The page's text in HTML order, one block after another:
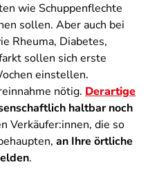
wie Schuppenflechte
sollen. Aber auch bei
Rheuma, Diabetes,
sollen sich erste
einstellen.
nötig. Derartige
haltbar noch
Verkäufer:innen, die so
an Ihre örtliche
.